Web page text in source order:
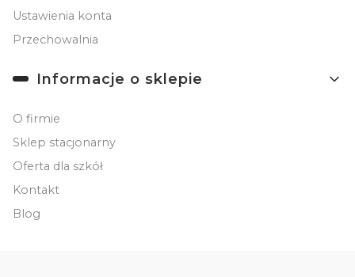
Ustawienia konta
Przechowalnia
Informacje o sklepie
O firmie
Sklep stacjonarny
Oferta dla szkół
Kontakt
Blog